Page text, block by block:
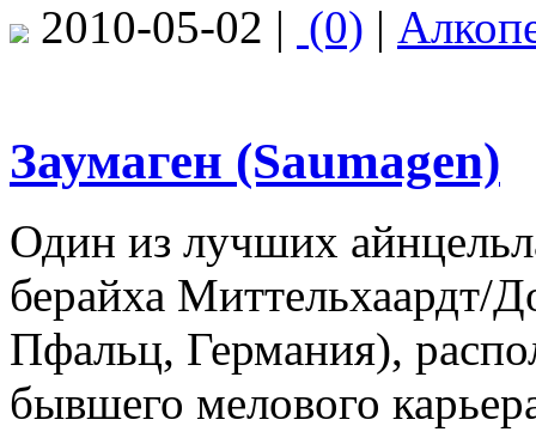
2010-05-02 | (0) |
Заумаген (Saumagen)
Один из лучших
берайха Миттельхаардт/
Пфальц, Германия),
бывшего мелового